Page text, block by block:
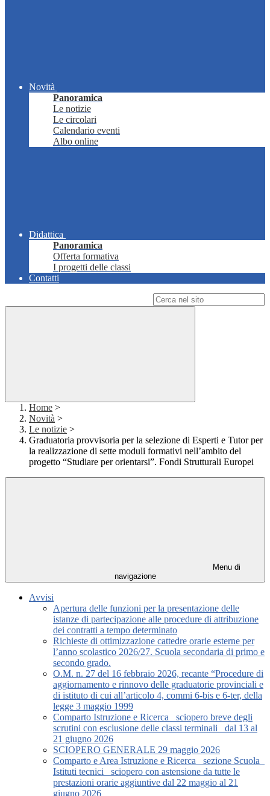
Novità
Panoramica
Le notizie
Le circolari
Calendario eventi
Albo online
Didattica
Panoramica
Offerta formativa
I progetti delle classi
Contatti
Home >
Novità >
Le notizie >
Graduatoria provvisoria per la selezione di Esperti e Tutor per
la realizzazione di sette moduli formativi nell’ambito del
progetto “Studiare per orientarsi”. Fondi Strutturali Europei
Menu di
navigazione
Avvisi
Apertura delle funzioni per la presentazione delle
istanze di partecipazione alle procedure di attribuzione
dei contratti a tempo determinato
Richieste di ottimizzazione cattedre orarie esterne per
l’anno scolastico 2026/27. Scuola secondaria di primo e
secondo grado.
O.M. n. 27 del 16 febbraio 2026, recante “Procedure di
aggiornamento e rinnovo delle graduatorie provinciali e
di istituto di cui all’articolo 4, commi 6-bis e 6-ter, della
legge 3 maggio 1999
Comparto Istruzione e Ricerca_ sciopero breve degli
scrutini con esclusione delle classi terminali_ dal 13 al
21 giugno 2026
SCIOPERO GENERALE 29 maggio 2026
Comparto e Area Istruzione e Ricerca_ sezione Scuola_
Istituti tecnici_ sciopero con astensione da tutte le
prestazioni orarie aggiuntive dal 22 maggio al 21
giugno 2026